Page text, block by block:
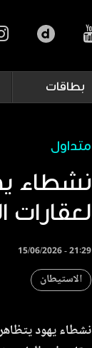
بطاقات
متداول
نشطاء
15/06/2026 - 21:29
الاستيطان
نشطاء يهود